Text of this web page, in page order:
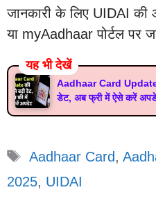
जानकारी के लिए UIDAI की
या myAadhaar पोर्टल पर
यह भी देखें
Aadhaar Card Update:
डेट, अब फ्री में ऐसे करें
Tags
Aadhaar Card,
2025, UIDAI